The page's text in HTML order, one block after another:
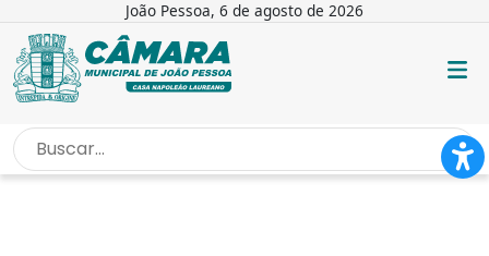
João Pessoa, 6 de agosto de 2026
INÍCIO /